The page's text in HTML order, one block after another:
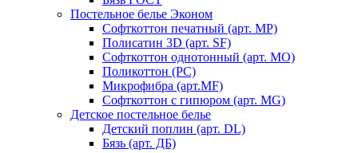
Постельное белье Эконом
Софткоттон печатный (арт. MР)
Полисатин 3D (арт. SF)
Софткоттон однотонный (арт. MO)
Поликоттон (PC)
Микрофибра (арт.MF)
Софткоттон с гипюром (арт. MG)
Детское постельное белье
Детский поплин (арт. DL)
Бязь (арт. ДБ)